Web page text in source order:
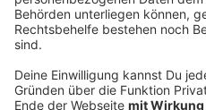
gebracht wurde. Tags
entschieden, dass es für
reicht. Der Mann wurde aus
aber gleich wieder mit
Amtsgerichts von der